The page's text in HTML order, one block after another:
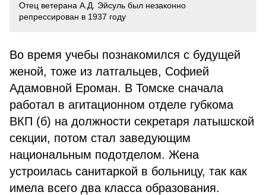
Отец ветерана А.Д. Эйсуль был незаконно
репрессирован в 1937 году
Во время учебы познакомился с будущей
женой, тоже из латгальцев, Софией
Адамовной Ероман. В Томске сначала
работал в агитационном отделе губкома
ВКП (б) на должности секретаря латышской
секции, потом стал заведующим
национальным подотделом. Жена
устроилась санитаркой в больницу, так как
имела всего два класса образования.